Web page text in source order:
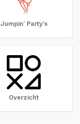
Jumpin' Party's
Overzicht